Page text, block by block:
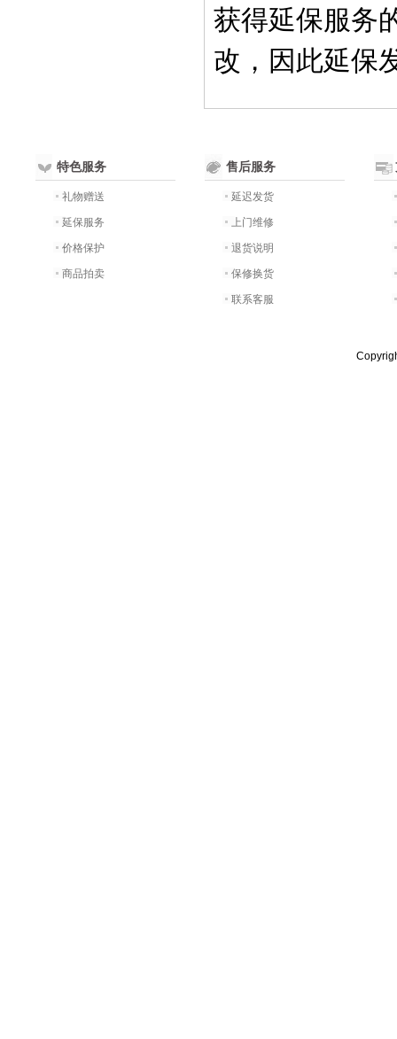
获得延保服务
改，因此延保
特色服务
礼物赠送
延保服务
价格保护
商品拍卖
售后服务
延迟发货
上门维修
退货说明
保修换货
联系客服